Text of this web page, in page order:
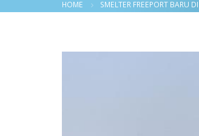
HOME SMELTER FREEPORT BARU